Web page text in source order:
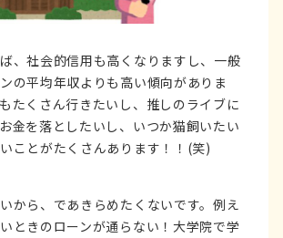
、社会的信用も高くなりますし、一般
の平均年収よりも高い傾向がありま
たくさん行きたいし、推しのライブに
金を落としたいし、いつか猫飼いたい
ことがたくさんあります！！(笑)
から、であきらめたくないです。例え
ときのローンが通らない！大学院で学